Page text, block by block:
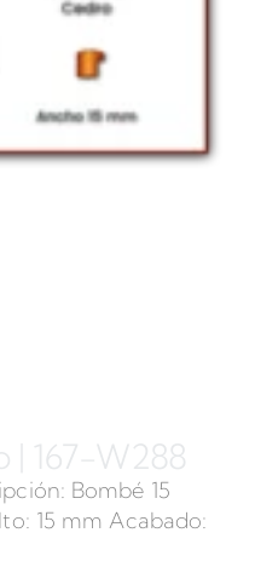
| 167-W288
Bombé 15
15 mm Acabado: